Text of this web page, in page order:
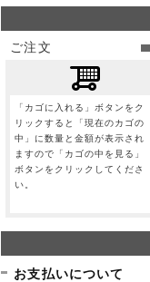
ご注文
「カゴに入れる」ボタンをク
リックすると「現在のカゴの
中」に数量と金額が表示され
ますので「カゴの中を見る」
ボタンをクリックしてくださ
い。
お支払いについて